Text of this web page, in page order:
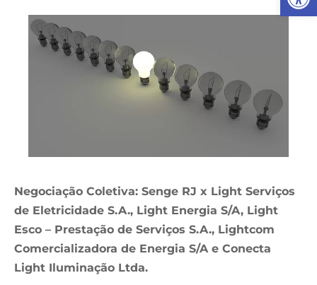
Negociação Coletiva: Senge RJ x Light Serviços
de Eletricidade S.A., Light Energia S/A, Light
Esco – Prestação de Serviços S.A., Lightcom
Comercializadora de Energia S/A e Conecta
Light Iluminação Ltda.